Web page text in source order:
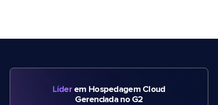
Líderem Hospedagem Cloud
Gerenciada no G2